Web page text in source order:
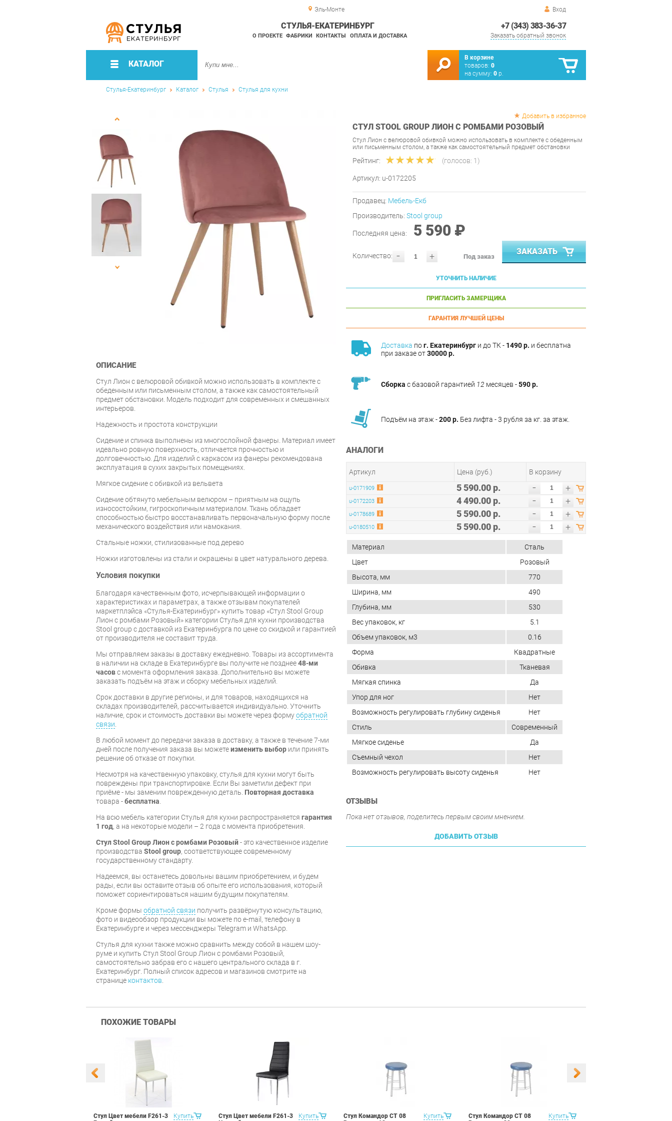
Эль-Монте Вход
+7 (343) 383-36-37
Заказать обратный звонок
СТУЛЬЯ-ЕКАТЕРИНБУРГ
О ПРОЕКТЕ ФАБРИКИ КОНТАКТЫ ОПЛАТА И ДОСТАВКА
КАТАЛОГ
В корзине
товаров: 0
на сумму: 0 р.
Стулья-Екатеринбург Каталог Стулья Стулья для кухни
Добавить в избранное
СТУЛ STOOL GROUP ЛИОН С РОМБАМИ РОЗОВЫЙ
Стул Лион с велюровой обивкой можно использовать в комплекте с обеденным
или письменным столом, а также как самостоятельный предмет обстановки
Рейтинг: (голосов: 1)
Артикул: u-0172205
Продавец: Мебель-Екб
Производитель: Stool group
Последняя цена: 5 590 ₽
- +
Количество: Под заказ
ЗАКАЗАТЬ
УТОЧНИТЬ НАЛИЧИЕ
ПРИГЛАСИТЬ ЗАМЕРЩИКА
ГАРАНТИЯ ЛУЧШЕЙ ЦЕНЫ
Доставка пог. Екатеринбург и до ТК - 1490 р. и бесплатна
при заказе от30000 р.
Сборка с базовой гарантией 12 месяцев -590 р.
Подъём на этаж -200 р. Без лифта - 3 рубля за кг. за этаж.
АНАЛОГИ
Артикул Цена (руб.) В корзину
u-0171909 5 590.00 р. - +
u-0172203 4 490.00 р. - +
u-0178689 5 590.00 р. - +
u-0180510 5 590.00 р. - +
ОПИСАНИЕ
Стул Лион с велюровой обивкой можно использовать в комплекте с
обеденным или письменным столом, а также как самостоятельный
предмет обстановки. Модель подходит для современных и смешанных
интерьеров.
Надежность и простота конструкции
Сидение и спинка выполнены из многослойной фанеры. Материал имеет
идеально ровную поверхность, отличается прочностью и
долговечностью. Для изделий с каркасом из фанеры рекомендована
эксплуатация в сухих закрытых помещениях.
Мягкое сидение с обивкой из вельвета
Сидение обтянуто мебельным велюром – приятным на ощупь
износостойким, гигроскопичным материалом. Ткань обладает
способностью быстро восстанавливать первоначальную форму после
механического воздействия или намокания.
Стальные ножки, стилизованные под дерево
Ножки изготовлены из стали и окрашены в цвет натурального дерева.
Условия покупки
Благодаря качественным фото, исчерпывающей информации о
характеристиках и параметрах, а также отзывам покупателей
маркетплэйса «Стулья-Екатеринбург» купить товар «Стул Stool Group
Лион с ромбами Розовый» категории Стулья для кухни производства
Stool group с доставкой из Екатеринбурга по цене со скидкой и гарантией
от производителя не составит труда.
Мы отправляем заказы в доставку ежедневно. Товары из ассортимента
в наличии на складе в Екатеринбурге вы получите не позднее48-ми
часовс момента оформления заказа. Дополнительно вы можете
заказать подъём на этаж и сборку мебельных изделий.
Срок доставки в другие регионы, и для товаров, находящихся на
складах производителей, рассчитывается индивидуально. Уточнить
наличие, срок и стоимость доставки вы можете через формуобратной
связи
В любой момент до передачи заказа в доставку, а также в течение 7-ми
дней после получения заказа вы можетеизменить выбор или принять
решение об отказе от покупки.
Несмотря на качественную упаковку, стулья для кухни могут быть
повреждены при транспортировке. Если Вы заметили дефект при
приёме - мы заменим поврежденную деталь. Повторная доставка
товара -бесплатна
На всю мебель категории Стулья для кухни распространяется гарантия
1 год, а на некоторые модели – 2 года с момента приобретения.
Стул Stool Group Лион с ромбами Розовый- это качественное изделие
производства Stool group, соответствующее современному
государственному стандарту.
Надеемся, вы останетесь довольны вашим приобретением, и будем
рады, если вы оставите отзыв об опыте его использования, который
поможет сориентироваться нашим будущим покупателям.
Кроме формы обратной связи получить развёрнутую консультацию,
фото и видеообзор продукции вы можете по e-mail, телефону в
Екатеринбурге и через мессенджеры Telegram и WhatsApp.
Стулья для кухни также можно сравнить между собой в нашем шоу-
руме и купить Стул Stool Group Лион с ромбами Розовый,
самостоятельно забрав его с нашего центрального склада в г.
Екатеринбург. Полный список адресов и магазинов смотрите на
странице контактов
Материал
Сталь
Цвет
Розовый
Высота, мм
770
Ширина, мм
490
Глубина, мм
530
Вес упаковок, кг
5.1
Объем упаковок, м3
0.16
Форма
Квадратные
Обивка
Тканевая
Мягкая спинка
Да
Упор для ног
Нет
Возможность регулировать глубину сиденья
Нет
Стиль
Современный
Мягкое сиденье
Да
Съемный чехол
Нет
Возможность регулировать высоту сиденья
Нет
ОТЗЫВЫ
Пока нет отзывов, поделитесь первым своим мнением.
ДОБАВИТЬ ОТЗЫВ
ПОХОЖИЕ ТОВАРЫ
Купить
Стул Цвет мебели F261-3
Купить
Стул Цвет мебели F261-3
Купить
Стул Командор СТ 08
Купить
Стул Командор СТ 08